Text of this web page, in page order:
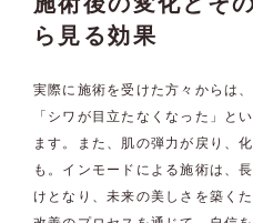
ら見る効果
実際に施術を受けた方々からは
「シワが目立たなくなった」と
ます。また、肌の弾力が戻り、
も。インモードによる施術は、
けとなり、未来の美しさを築く